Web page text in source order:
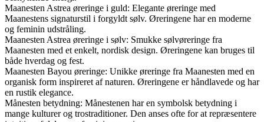
Maanesten Astrea øreringe i guld: Elegante øreringe med
Maanestens signaturstil i forgyldt sølv. Øreringene har en moderne
og feminin udstråling.
Maanesten Astrea øreringe i sølv: Smukke sølvøreringe fra
Maanesten med et enkelt, nordisk design. Øreringene kan bruges til
både hverdag og fest.
Maanesten Bayou øreringe: Unikke øreringe fra Maanesten med en
organisk form inspireret af naturen. Øreringene er håndlavede og har
en rustik elegance.
Månesten betydning: Månestenen har en symbolsk betydning i
mange kulturer og trostraditioner. Den anses ofte for at repræsentere